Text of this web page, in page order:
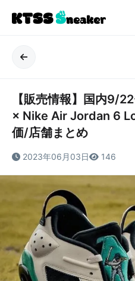
【販売情報】国内9/
× Nike Air Jordan 6
価/店舗まとめ
2023年06月03日 146